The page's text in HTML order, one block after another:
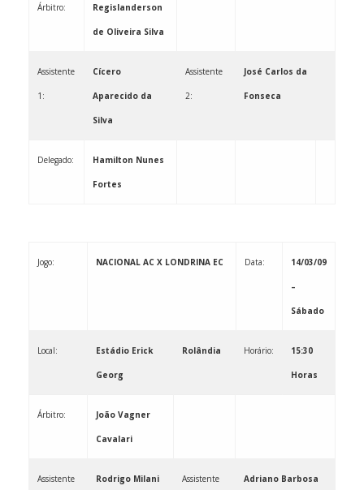
Árbitro: Regislanderson
de Oliveira Silva
Assistente
1:
Cícero
Aparecido da
Silva
Assistente
2:
José Carlos da
Fonseca
Delegado: Hamilton Nunes
Fortes
Jogo: NACIONAL AC X LONDRINA EC Data: 14/03/09
–
Sábado
Local: Estádio Erick
Georg
Rolândia Horário: 15:30
Horas
Árbitro: João Vagner
Cavalari
Assistente Rodrigo Milani Assistente Adriano Barbosa